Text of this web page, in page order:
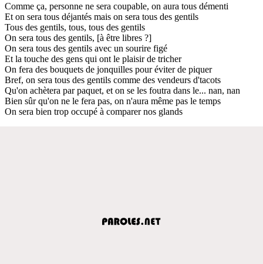
Comme ça, personne ne sera coupable, on aura tous démenti
Et on sera tous déjantés mais on sera tous des gentils
Tous des gentils, tous, tous des gentils
On sera tous des gentils, [à être libres ?]
On sera tous des gentils avec un sourire figé
Et la touche des gens qui ont le plaisir de tricher
On fera des bouquets de jonquilles pour éviter de piquer
Bref, on sera tous des gentils comme des vendeurs d'tacots
Qu'on achètera par paquet, et on se les foutra dans le... nan, nan
Bien sûr qu'on ne le fera pas, on n'aura même pas le temps
On sera bien trop occupé à comparer nos glands